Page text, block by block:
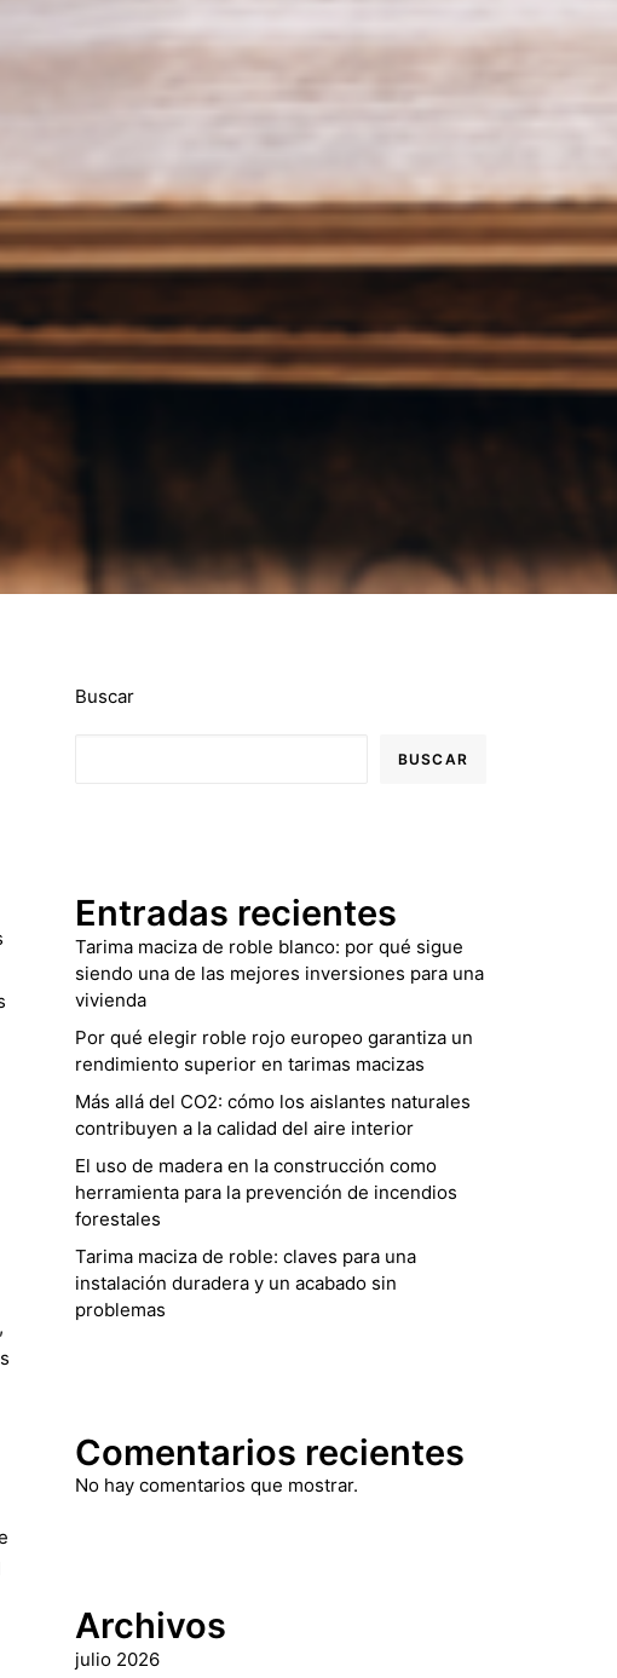
Buscar
BUSCAR
Entradas recientes
Tarima maciza de roble blanco: por qué sigue
siendo una de las mejores inversiones para una
vivienda
Por qué elegir roble rojo europeo garantiza un
rendimiento superior en tarimas macizas
Más allá del CO2: cómo los aislantes naturales
contribuyen a la calidad del aire interior
El uso de madera en la construcción como
herramienta para la prevención de incendios
forestales
Tarima maciza de roble: claves para una
instalación duradera y un acabado sin
problemas
Comentarios recientes
No hay comentarios que mostrar.
Archivos
julio 2026